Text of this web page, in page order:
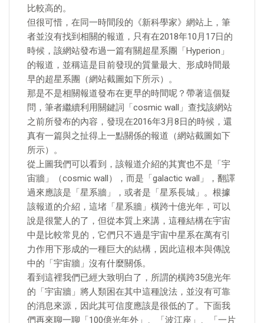
比較高的。
但很可惜，在同一時間段的《新科學家》網站上，筆
者並沒有找到相關的報道，只有在2018年10月17日的
時候，該網站發布過一篇有關超星系團「Hyperion」
的報道，並稱這是目前發現的質量最大、形成時間最
早的超星系團（網站截圖如下所示）。
那是不是相關報道發布在更早的時間呢？帶著這個疑
問，筆者繼續利用關鍵詞「cosmic wall」查找該網站
之前所發布的內容，發現在2016年3月8日的時候，還
真有一篇與之扯得上一點關係的報道（網站截圖如下
所示）。
從上圖我們可以看到，該報道介紹的其實也不是「宇
宙牆」（cosmic wall），而是「galactic wall」，翻譯
過來應該是「星系牆」，或者是「星系長城」。根據
該報道的介紹，這堵「星系牆」橫跨十億光年，可以
說是很驚人的了，但從本質上來講，這種結構在宇宙
中是比較常見的，它們只不過是宇宙中星系在萬有引
力作用下形成的一種巨大的結構，因此這根本與傳說
中的「宇宙牆」沒有什麼關係。
看到這裡我們已經大致明白了，所謂的橫跨35億光年
的「宇宙牆」將人類困在其中這種說法，並沒有可靠
的消息來源，因此其可信度應該是很低的了。下面我
們再來聊一聊「100億光年外」、「波江座」、「一片